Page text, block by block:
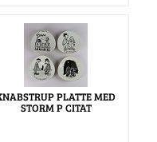
PLATTE MED
STORM P CITAT